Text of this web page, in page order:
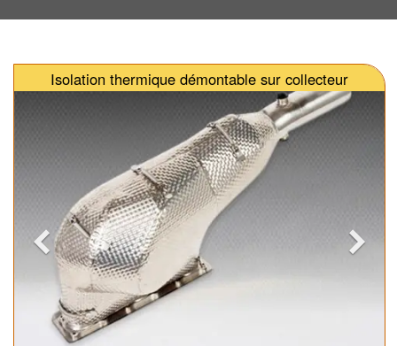
Isolation thermique démontable sur collecteur